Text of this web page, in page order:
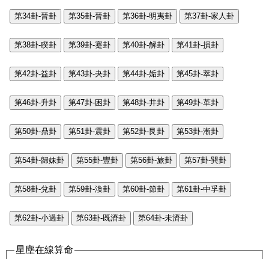
第34卦-晉卦 第35卦-晉卦 第36卦-明夷卦 第37卦-家人卦
第38卦-睽卦 第39卦-蹇卦 第40卦-解卦 第41卦-損卦
第42卦-益卦 第43卦-夬卦 第44卦-姤卦 第45卦-萃卦
第46卦-升卦 第47卦-困卦 第48卦-井卦 第49卦-革卦
第50卦-鼎卦 第51卦-震卦 第52卦-艮卦 第53卦-漸卦
第54卦-歸妹卦 第55卦-豐卦 第56卦-旅卦 第57卦-巽卦
第58卦-兌卦 第59卦-渙卦 第60卦-節卦 第61卦-中孚卦
第62卦-小過卦 第63卦-既濟卦 第64卦-未濟卦
星塵在線算命